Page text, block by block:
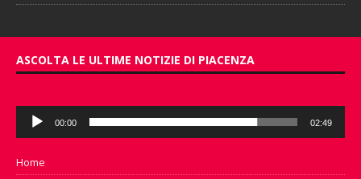
ASCOLTA LE ULTIME NOTIZIE DI PIACENZA
Audio
Player
00:00 02:49
Home